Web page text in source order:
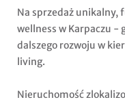
Na sprzedaż
wellness w Karpaczu -
dalszego rozwoju w
living.
Nieruchomość